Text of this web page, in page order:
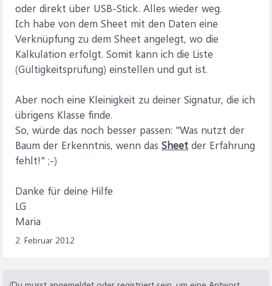
oder direkt über USB-Stick. Alles wieder weg.
Ich habe von dem Sheet mit den Daten eine
Verknüpfung zu dem Sheet angelegt, wo die
Kalkulation erfolgt. Somit kann ich die Liste
(Gültigkeitsprüfung) einstellen und gut ist.
Aber noch eine Kleinigkeit zu deiner Signatur, die ich
übrigens Klasse finde.
So, würde das noch besser passen: "Was nutzt der
Baum der Erkenntnis, wenn das Sheet der Erfahrung
fehlt!" ;-)
Danke für deine Hilfe
LG
Maria
2. Februar 2012